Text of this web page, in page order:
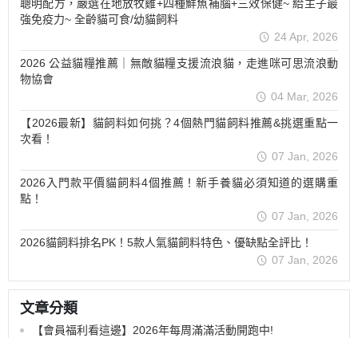
聰明配方，嚴選在地放牧雞+四種鮮魚補腦+三效保健~ 給主子最
強免疫力~ 全齡貓可食/幼貓飼料
24 Apr, 2026
2026 公益貓糧推薦｜無敵貓糧支援流浪貓，走進咪可思流浪動
物協會
04 Mar, 2026
【2026最新】貓飼料如何挑？4個熱門貓飼料推薦&挑選重點一
次看！
07 Jan, 2026
2026入門款平價貓飼料4個推薦！新手養貓必須知道的選購重
點！
07 Jan, 2026
2026貓飼料排名PK！5款人氣貓飼料特色、優缺點全評比！
07 Jan, 2026
文章分類
【會員福利看這邊】2026年每周滿滿活動開跑中!